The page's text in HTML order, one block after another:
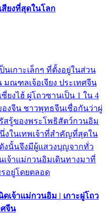
ยงที่สุดในโลก
นเกาะเล็กๆ ที่ตั้งอยู่ในส่วน
มณฑลเจ้อเจียง ประเทศจีน
ยงไฮ้ ผู่โถวซานเป็น 1 ใน 4
งจีน ชาวพุทธจีนเชื่อกันว่าผู่
สรู้ของพระโพธิสัตว์กวนอิม
งในเทพเจ้าที่สำคัญที่สุดใน
นั้นจึงมีผู้แสวงบุญจากทั่ว
เจ้าแม่กวนอิมเดินทางมาที่
อยู่โดยตลอด
เจ้าแม่กวนอิม | เกาะผู่โถว
จีน